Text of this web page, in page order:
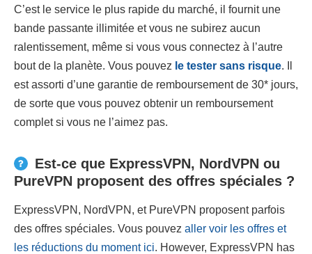
C’est le service le plus rapide du marché, il fournit une
bande passante illimitée et vous ne subirez aucun
ralentissement, même si vous vous connectez à l’autre
bout de la planète. Vous pouvez le tester sans risque. Il
est assorti d’une garantie de remboursement de 30* jours,
de sorte que vous pouvez obtenir un remboursement
complet si vous ne l’aimez pas.
Est-ce que ExpressVPN, NordVPN ou
PureVPN proposent des offres spéciales ?
ExpressVPN, NordVPN, et PureVPN proposent parfois
des offres spéciales. Vous pouvez aller voir les offres et
les réductions du moment ici. However, ExpressVPN has